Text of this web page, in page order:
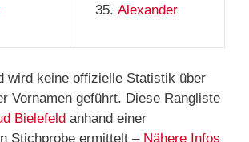
Alexander
wird keine offizielle Statistik über
Vornamen geführt. Diese Rangliste
Bielefeld anhand einer
Stichprobe ermittelt – Nähere Infos